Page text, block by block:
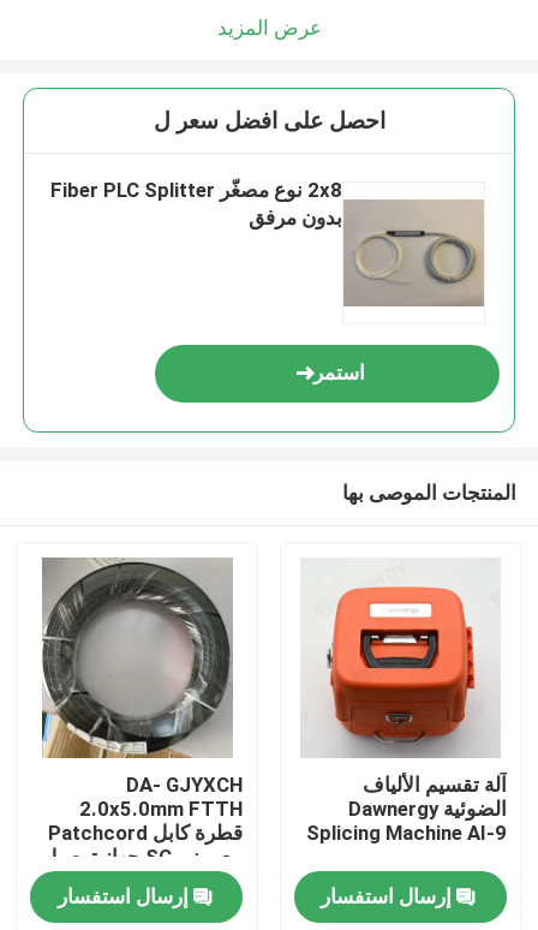
الصفحة الرئيسية
عرض المزيد
احصل على افضل سعر ل
2x8 نوع مصغّر Fiber PLC Splitter
بدون مرفق
استمر
المنتجات الموصى بها
آلة تقسيم الألياف
الضوئية Dawnergy
Splicing Machine AI-9
إرسال استفسار
DA- GJYXCH
2.0x5.0mm FTTH
قطرة كابل Patchcord
مع ميني SC جهاز توصيل
مضاد للماء والمتصل من
خلال الأنابيبإرسال استفسار